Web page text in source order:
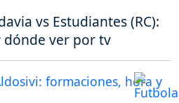
vs Estudiantes (RC):
ver por tv